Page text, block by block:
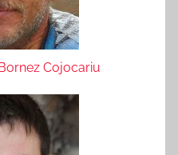
Cojocariu